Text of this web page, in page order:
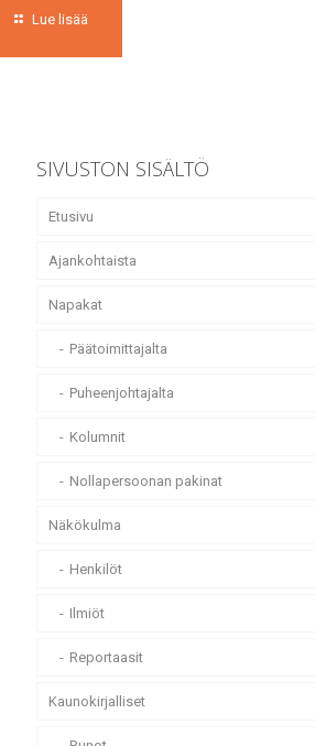
Lue lisää
SIVUSTON SISÄLTÖ
Etusivu
Ajankohtaista
Napakat
Päätoimittajalta
Puheenjohtajalta
Kolumnit
Nollapersoonan pakinat
Näkökulma
Henkilöt
Ilmiöt
Reportaasit
Kaunokirjalliset